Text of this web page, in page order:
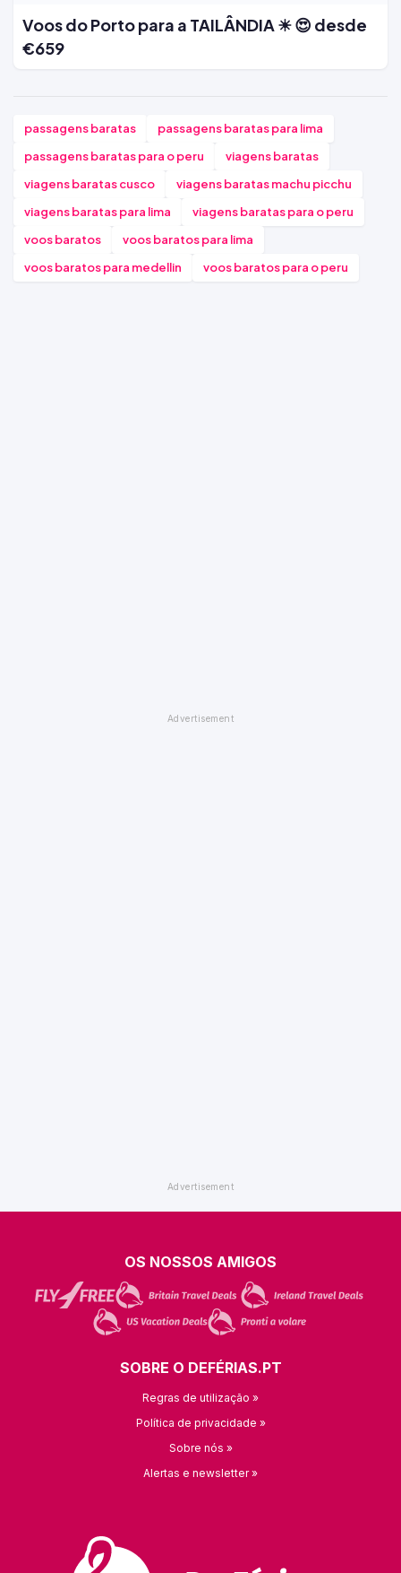
Voos do Porto para a TAILÂNDIA ☀ 😍 desde
€659
passagens baratas
passagens baratas para lima
passagens baratas para o peru
viagens baratas
viagens baratas cusco
viagens baratas machu picchu
viagens baratas para lima
viagens baratas para o peru
voos baratos
voos baratos para lima
voos baratos para medellin
voos baratos para o peru
OS NOSSOS AMIGOS
SOBRE O DEFÉRIAS.PT
Regras de utilização »
Política de privacidade »
Sobre nós »
Alertas e newsletter »